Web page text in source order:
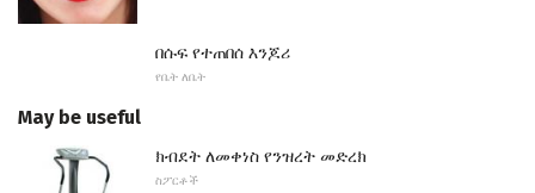
በሱፍ የተጠበሰ እንጆሪ
የቤት ለቤት
May be useful
ክብደት ለመቀነስ የንዝረት መድረክ
ስፖርቶች